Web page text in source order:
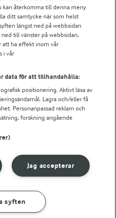
kan återkomma till denna meny
ditt samtycke när som helst
längst ned på webbsidan
till vänster på webbsidan,
att ha effekt inom vår
i vår
data för att tillhandahålla:
positionering. Aktivt läsa av
Lagra och/eller få
Personanpassad reklam och
forskning angående
Jag accepterar
syften